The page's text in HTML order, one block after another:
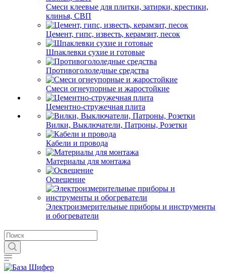
Смеси клеевые для плитки, затирки, крестики,
клинья, СВП
Цемент, гипс, известь, керамзит, песок
Шпаклевки сухие и готовые
Противогололедные средства
Смеси огнеупорные и жаростойкие
Цементно-стружечная плита
Вилки, Выключатели, Патроны, Розетки
Кабели и провода
Материалы для монтажа
Освещение
Электроизмерительные приборы и инструменты
и обогреватели